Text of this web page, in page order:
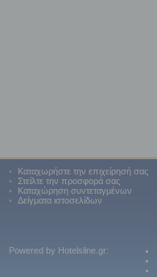
•
Καταχωρήστε την επιχείρησή σας
•
Στείλτε την προσφορά σας
•
Καταχώρηση συντεταγμένων
•
Δείγματα ιστοσελίδων
Powered by Hotelsline.gr: